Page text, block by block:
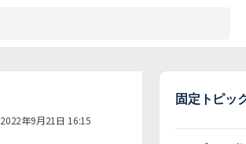
2022年9月21日 16:15
固定トピッ